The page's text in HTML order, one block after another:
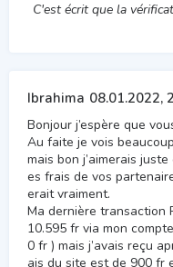
C'est écrit que la
Ibrahima 08.01.2022,
Bonjour j’espère que
Au faite je vois
mais bon j’aimerais
es frais de vos
erait vraiment.
Ma dernière transaction
10.595 fr via mon
0 fr ) mais j’avais reçu
ais du site est de 900 fr